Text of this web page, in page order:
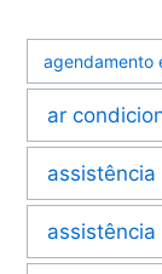
agendamento
ar
assistência